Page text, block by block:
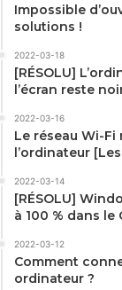
Impossible
solutions !
2022-03-18
[RÉSOLU]
l’écran reste
2022-03-16
Le réseau Wi-Fi
l’ordinateur
2022-03-14
[RÉSOLU]
à 100 % dans
2022-03-12
Comment
ordinateur ?